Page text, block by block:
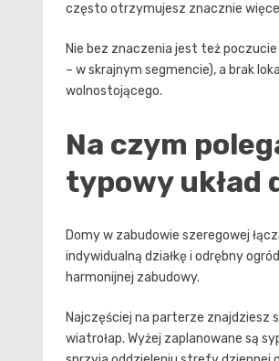
często otrzymujesz znacznie
Nie bez znaczenia jest też
– w skrajnym segmencie), a brak
wolnostojącego.
Na czym
typowy układ
Domy w zabudowie szeregowej
indywidualną działkę i odrębny
harmonijnej zabudowy.
Najczęściej na parterze znajdziesz
wiatrołap. Wyżej zaplanowane są